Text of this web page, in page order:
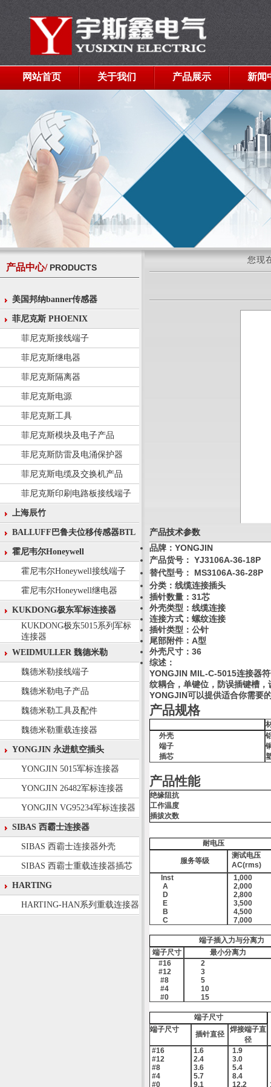
网站首页 关于我们 产品展示 新闻
产品中心/ PRODUCTS
美国邦纳banner传感器
菲尼克斯 PHOENIX
菲尼克斯接线端子
菲尼克斯继电器
菲尼克斯隔离器
菲尼克斯电源
菲尼克斯工具
菲尼克斯模块及电子产品
菲尼克斯防雷及电涌保护器
菲尼克斯电缆及交换机产品
菲尼克斯印刷电路板接线端子
上海辰竹
BALLUFF巴鲁夫位移传感器BTL
霍尼韦尔Honeywell
霍尼韦尔Honeywell接线端子
霍尼韦尔Honeywell继电器
KUKDONG极东军标连接器
KUKDONG极东5015系列军标
连接器
WEIDMULLER 魏德米勒
魏德米勒接线端子
魏德米勒电子产品
魏德米勒工具及配件
魏德米勒重载连接器
YONGJIN 永进航空插头
YONGJIN 5015军标连接器
YONGJIN 26482军标连接器
YONGJIN VG95234军标连接器
SIBAS 西霸士连接器
SIBAS 西霸士连接器外壳
SIBAS 西霸士重载连接器插芯
HARTING
HARTING-HAN系列重载连接器
您现
产品技术参数
品牌：YONGJIN
产品货号： YJ3106A-36-18P
替代型号： MS3106A-36-28P
分类：线缆连接插头
插针数量：31芯
外壳类型：线缆连接
连接方式：螺纹连接
插针类型：公针
尾部附件：A型
外壳尺寸：36
综述 ：
YONGJIN MIL-C-5015连接器
纹耦合，单键位，防误插键槽
YONGJIN可以提供适合你需要
产品规格
外壳
端子
插芯
产品性能
绝缘阻抗
工作温度
插拔次数
耐电压
服务等级
测试电压
AC(rms)
Inst
A
D
E
B
C
1,000
2,000
2,800
3,500
4,500
7,000
端子插入力与分离力
端子尺寸
最小分离力
#16
#12
#8
#4
#0
2
3
5
10
15
端子尺寸
端子尺寸
插针直径
焊接端子直
径
#16
#12
#8
#4
#0
1.6
2.4
3.6
5.7
9.1
1.9
3.0
5.4
8.4
12.2